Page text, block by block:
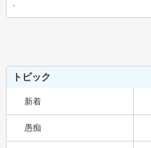
-
トピック
新着
愚痴